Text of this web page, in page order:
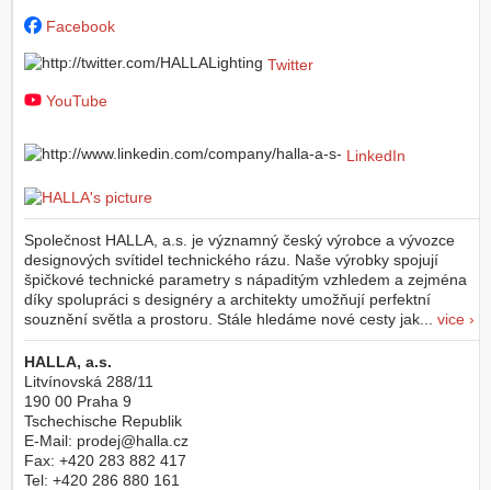
Facebook
Twitter
YouTube
LinkedIn
Společnost HALLA, a.s. je významný český výrobce a vývozce
designových svítidel technického rázu. Naše výrobky spojují
špičkové technické parametry s nápaditým vzhledem a zejména
díky spolupráci s designéry a architekty umožňují perfektní
souznění světla a prostoru. Stále hledáme nové cesty jak... vice ›
HALLA, a.s.
Litvínovská 288/11
190 00 Praha 9
Tschechische Republik
E-Mail: prodej@halla.cz
Fax: +420 283 882 417
Tel: +420 286 880 161